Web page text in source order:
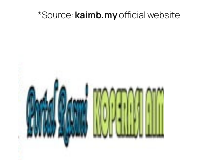
*Source: kaimb.myofficial website